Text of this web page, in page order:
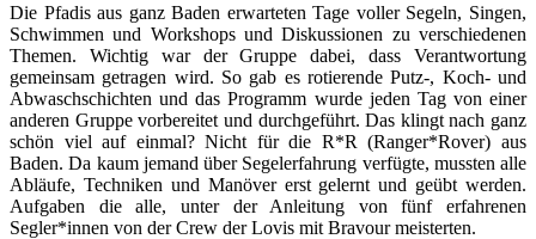
Die Pfadis aus ganz Baden erwarteten Tage voller Segeln, Singen,
Schwimmen und Workshops und Diskussionen zu verschiedenen
Themen. Wichtig war der Gruppe dabei, dass Verantwortung
gemeinsam getragen wird. So gab es rotierende Putz-, Koch- und
Abwaschschichten und das Programm wurde jeden Tag von einer
anderen Gruppe vorbereitet und durchgeführt. Das klingt nach ganz
schön viel auf einmal? Nicht für die R*R (Ranger*Rover) aus
Baden. Da kaum jemand über Segelerfahrung verfügte, mussten alle
Abläufe, Techniken und Manöver erst gelernt und geübt werden.
Aufgaben die alle, unter der Anleitung von fünf erfahrenen
Segler*innen von der Crew der Lovis mit Bravour meisterten.